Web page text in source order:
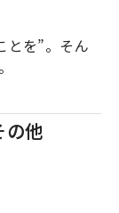
とを”。そん
の他